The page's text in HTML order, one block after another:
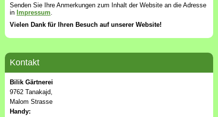
Senden Sie Ihre Anmerkungen zum Inhalt der Website an die Adresse
in Impressum.
Vielen Dank für Ihren Besuch auf unserer Website!
Kontakt
Bilik Gärtnerei
9762 Tanakajd,
Malom Strasse
Handy: